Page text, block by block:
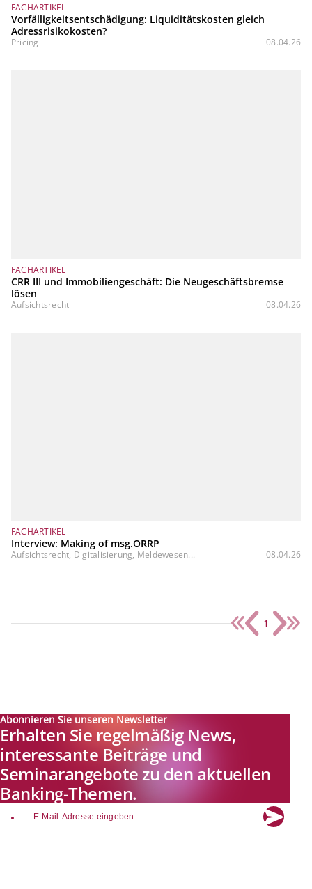
FACHARTIKEL
Vorfälligkeitsentschädigung: Liquiditätskosten gleich
Adressrisikokosten?
Pricing 08.04.26
FACHARTIKEL
CRR III und Immobiliengeschäft: Die Neugeschäftsbremse
lösen
Aufsichtsrecht 08.04.26
FACHARTIKEL
Interview: Making of msg.ORRP
Aufsichtsrecht, Digitalisierung, Meldewesen... 08.04.26
1
Abonnieren Sie unseren Newsletter
Erhalten Sie regelmäßig News,
interessante Beiträge und
Seminarangebote zu den aktuellen
Banking-Themen.
email